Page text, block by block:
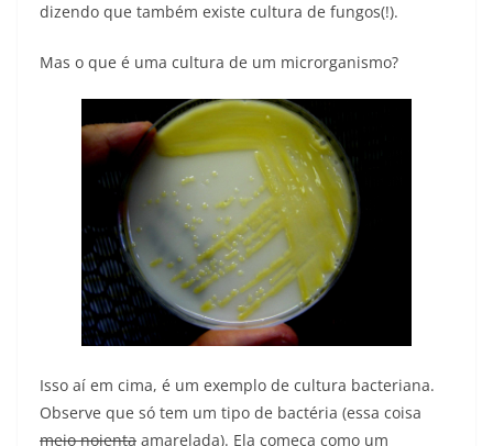
dizendo que também existe cultura de fungos(!).
Mas o que é uma cultura de um microrganismo?
Isso aí em cima, é um exemplo de cultura bacteriana.
Observe que só tem um tipo de bactéria (essa coisa
meio nojenta amarelada). Ela começa como um